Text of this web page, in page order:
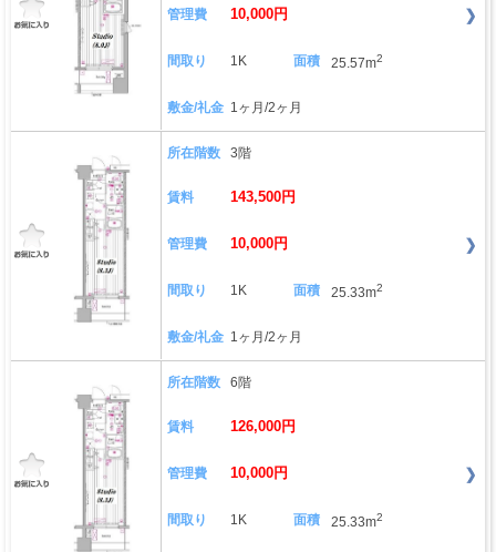
管理費 10,000円
間取り 1K 面積 25.57m2
敷金/礼金 1ヶ月/2ヶ月
所在階数 3階
賃料 143,500円
管理費 10,000円
間取り 1K 面積 25.33m2
敷金/礼金 1ヶ月/2ヶ月
所在階数 6階
賃料 126,000円
管理費 10,000円
間取り 1K 面積 25.33m2